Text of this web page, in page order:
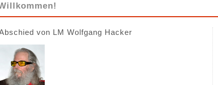
von LM Wolfgang Hacker